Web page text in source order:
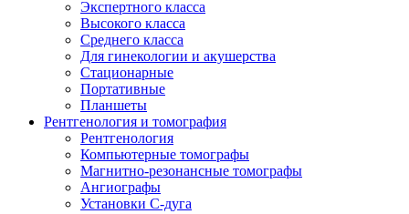
Экспертного класса
Высокого класса
Среднего класса
Для гинекологии и акушерства
Стационарные
Портативные
Планшеты
Рентгенология и томография
Рентгенология
Компьютерные томографы
Магнитно-резонансные томографы
Ангиографы
Установки С-дуга